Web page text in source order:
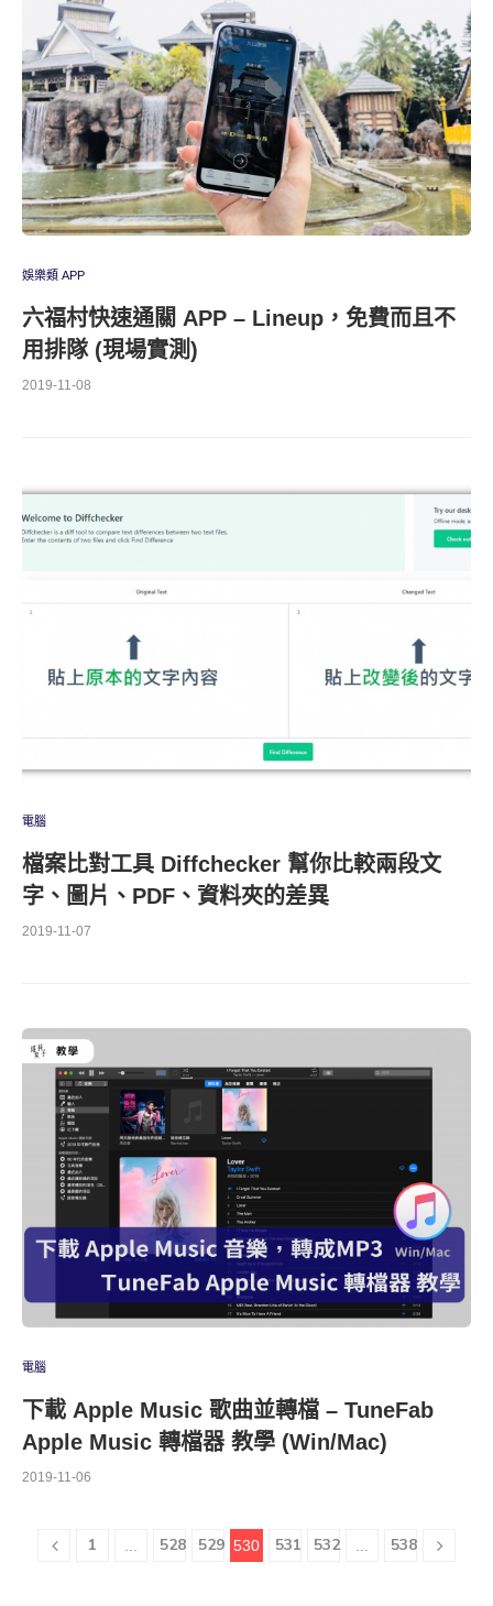
娛樂類 APP
六福村快速通關 APP – Lineup，免費而且不
用排隊 (現場實測)
2019-11-08
電腦
檔案比對工具 Diffchecker 幫你比較兩段文
字、圖片、PDF、資料夾的差異
2019-11-07
電腦
下載 Apple Music 歌曲並轉檔 – TuneFab
Apple Music 轉檔器 教學 (Win/Mac)
2019-11-06
1 528 529 530 531 532 538